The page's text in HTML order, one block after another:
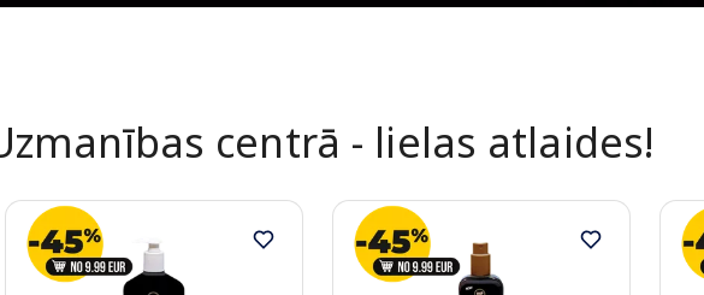
centrā - lielas atlaides!